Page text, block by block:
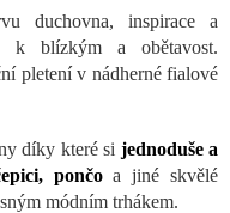
duchovna, inspirace a
k blízkým a obětavost.
pletení v nádherné fialové
díky které si jednoduše a
pončoa jiné skvělé
módním trhákem.